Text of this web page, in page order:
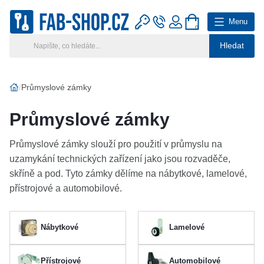
Hledat
0
Menu
Hlavní kategorie
Rady a tipy
Katalog
Reference
Kontakt
Průmyslové zámky
Průmyslové zámky
Průmyslové zámky slouží pro použití v průmyslu na
uzamykání technických zařízení jako jsou rozvaděče,
skříně a pod. Tyto zámky dělíme na nábytkové, lamelové,
přístrojové a automobilové.
Nábytkové Lamelové
Přístrojové Automobilové